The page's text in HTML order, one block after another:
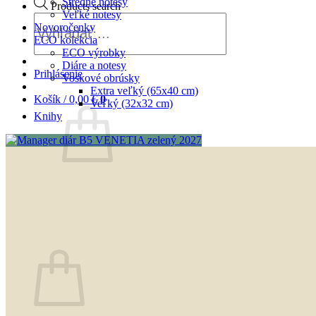
Products search
Prihlásenie
Košík /0,00€ 0
Veľké notesy
Novoročenky
ECO kolekcia
ECO výrobky
Diáre a notesy
Voskové obrúsky
Extra veľký (65x40 cm)
Veľký (32x32 cm)
Knihy